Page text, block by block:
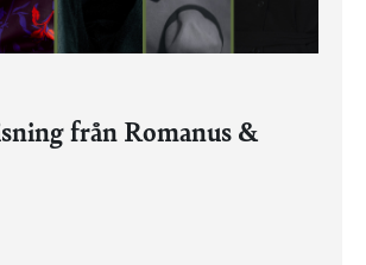
från Romanus &